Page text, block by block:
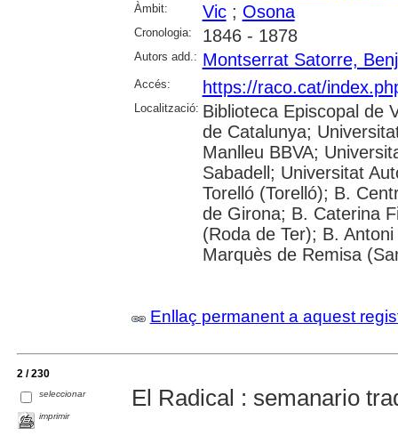
Àmbit: Vic; Osona
Cronologia: 1846 - 1878
Autors add.: Montserrat Satorre,
Accés: https://raco.cat/
Localització: Biblioteca Episcopal de
de Catalunya;
Manlleu BBVA;
Sabadell; Universitat
Torelló (Torelló); B.
de Girona; B. Caterina
(Roda de Ter); B.
Marquès de Remisa
Enllaç permanent a aquest
2 / 230
seleccionar
imprimir
El Radical : semanario